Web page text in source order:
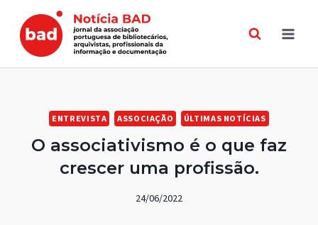
content
ENTREVISTA ASSOCIAÇÃO ÚLTIMAS NOTÍCIAS
O associativismo é o que faz
crescer uma profissão.
24/06/2022